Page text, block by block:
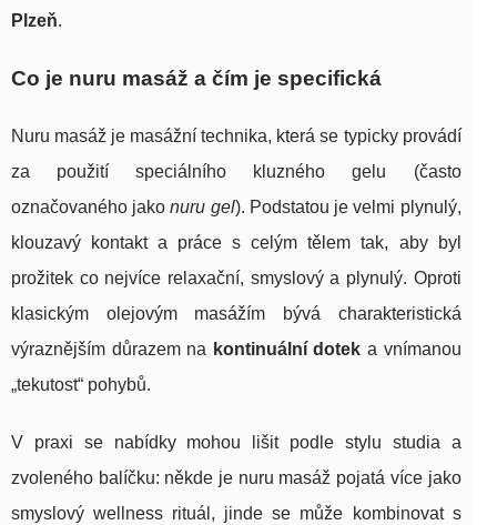
Plzeň.
Co je nuru masáž a čím je specifická
Nuru masáž je masážní technika, která se typicky provádí
za použití speciálního kluzného gelu (často
označovaného jakonuru gel). Podstatou je velmi plynulý,
klouzavý kontakt a práce s celým tělem tak, aby byl
prožitek co nejvíce relaxační, smyslový a plynulý. Oproti
klasickým olejovým masážím bývá charakteristická
výraznějším důrazem na kontinuální dotek a vnímanou
„tekutost“ pohybů.
V praxi se nabídky mohou lišit podle stylu studia a
zvoleného balíčku: někde je nuru masáž pojatá více jako
smyslový wellness rituál, jinde se může kombinovat s